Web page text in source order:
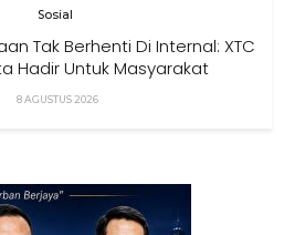
Sosial
Tak Berhenti Di Internal: XTC
Hadir Untuk Masyarakat
8 AGUSTUS 2026